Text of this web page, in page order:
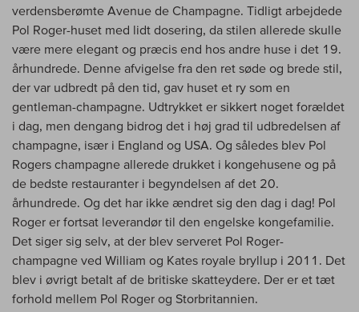
verdensberømte Avenue de Champagne. Tidligt arbejdede
Pol Roger-huset med lidt dosering, da stilen allerede skulle
være mere elegant og præcis end hos andre huse i det 19.
århundrede. Denne afvigelse fra den ret søde og brede stil,
der var udbredt på den tid, gav huset et ry som en
gentleman-champagne. Udtrykket er sikkert noget forældet
i dag, men dengang bidrog det i høj grad til udbredelsen af
champagne, især i England og USA. Og således blev Pol
Rogers champagne allerede drukket i kongehusene og på
de bedste restauranter i begyndelsen af det 20.
århundrede. Og det har ikke ændret sig den dag i dag! Pol
Roger er fortsat leverandør til den engelske kongefamilie.
Det siger sig selv, at der blev serveret Pol Roger-
champagne ved William og Kates royale bryllup i 2011. Det
blev i øvrigt betalt af de britiske skatteydere. Der er et tæt
forhold mellem Pol Roger og Storbritannien.